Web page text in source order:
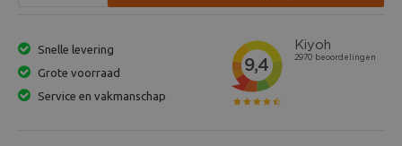
Snelle levering
Grote voorraad
Service en vakmanschap